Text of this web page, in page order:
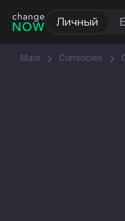
Личный
Main Currencies